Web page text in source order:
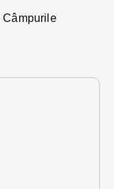
Câmpurile